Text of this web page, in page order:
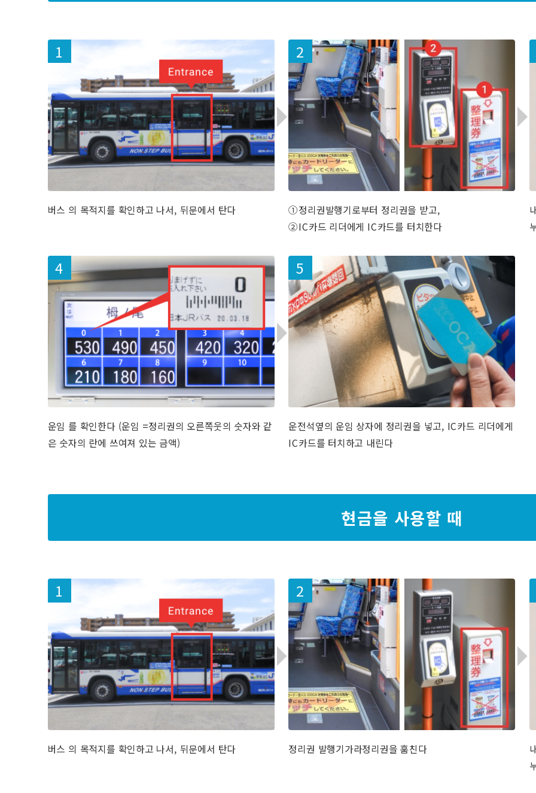
버스 의 목적지를 확인하고 나서, 뒤문에서 탄다
①정리권발행기로부터 정리권을 받고,
②IC카드 리더에게 IC카드를 터치한다
운임 를 확인한다 (운임 =정리권의 오른쪽웃의 숫자와 같
은 숫자의 란에 쓰여져 있는 금액)
운전석옆의 운임 상자에 정리권을 넣고, IC카드 리더에게
IC카드를 터치하고 내린다
현금을 사용할 때
버스 의 목적지를 확인하고 나서, 뒤문에서 탄다 정리권 발행기가라정리권을 훔친다